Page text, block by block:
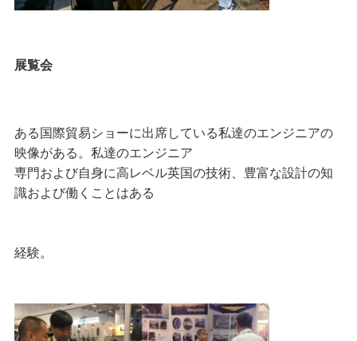
展覧会
ある国際貿易ショーに出席している私達のエンジニアの
映像がある。私達のエンジニア
専門および自身に高レベル英国の技術、豊富な設計の知
識および働くことはある
経験。